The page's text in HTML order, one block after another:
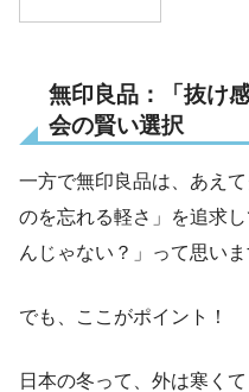
無印良品：「抜け
会の賢い選択
一方で無印良品は、あえ
のを忘れる軽さ」を追求
んじゃない？」って思いま
でも、ここがポイント！
日本の冬って、外は寒く